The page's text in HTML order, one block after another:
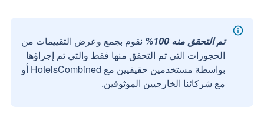
تم التحقق منه 100%
نقوم بجمع وعرض التقييمات من
الحجوزات التي تم التحقق منها فقط والتي تم إجراؤها
بواسطة مستخدمين حقيقيين مع HotelsCombined أو
مع شركائنا الخارجيين الموثوقين.